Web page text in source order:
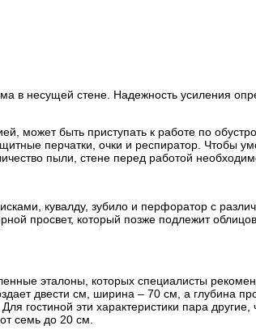
в несущей стене. Надежность усиления
может быть приступать к работе по
перчатки, очки и респиратор. Чтобы
пыли, стене перед работой
кувалду, зубило и перфоратор с
просвет, который позже подлежит
эталоны, которых специалисты
двести см, ширина – 70 см, а глубина
гостиной эти характеристики пара другие,
семь до 20 см.